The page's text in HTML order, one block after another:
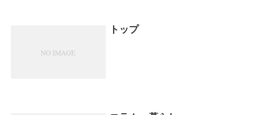
トップ